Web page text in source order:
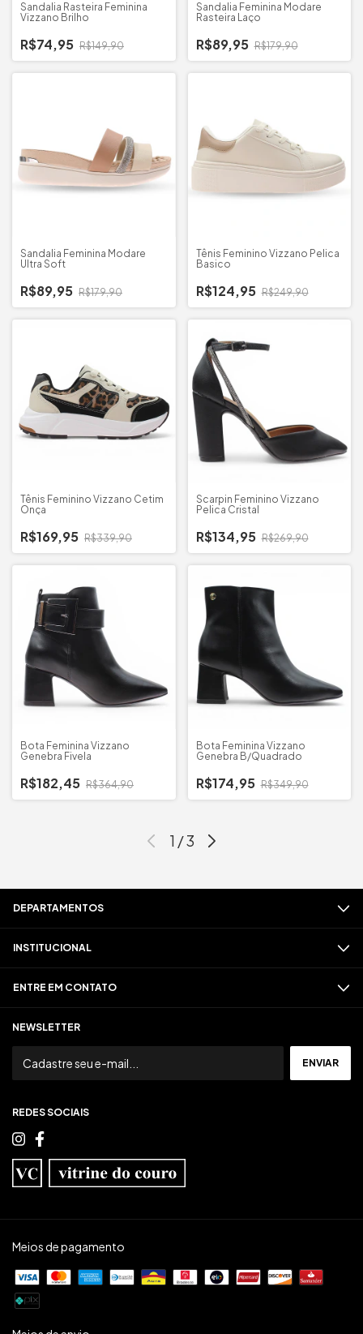
Sandalia Rasteira Feminina
Vizzano Brilho
R$74,95 R$149,90
Sandalia Feminina Modare
Rasteira Laço
R$89,95 R$179,90
Sandalia Feminina Modare
Ultra Soft
R$89,95 R$179,90
Tênis Feminino Vizzano Pelica
Basico
R$124,95 R$249,90
Tênis Feminino Vizzano Cetim
Onça
R$169,95 R$339,90
Scarpin Feminino Vizzano
Pelica Cristal
R$134,95 R$269,90
Bota Feminina Vizzano
Genebra Fivela
R$182,45 R$364,90
Bota Feminina Vizzano
Genebra B/Quadrado
R$174,95 R$349,90
1 /3
DEPARTAMENTOS
INSTITUCIONAL
ENTRE EM CONTATO
NEWSLETTER
REDES SOCIAIS
Meios de pagamento